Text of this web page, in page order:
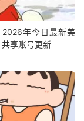
2026年今日最新美
享账号更新